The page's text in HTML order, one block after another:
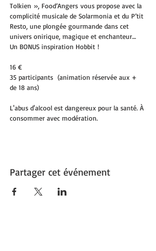
Tolkien », Food’Angers vous propose avec la
complicité musicale de Solarmonia et du P’tit
Resto, une plongée gourmande dans cet
univers onirique, magique et enchanteur…
Un BONUS inspiration Hobbit !
16 €
35 participants  (animation réservée aux +
de 18 ans)
L'abus d'alcool est dangereux pour la santé. À
consommer avec modération.
Partager cet événement